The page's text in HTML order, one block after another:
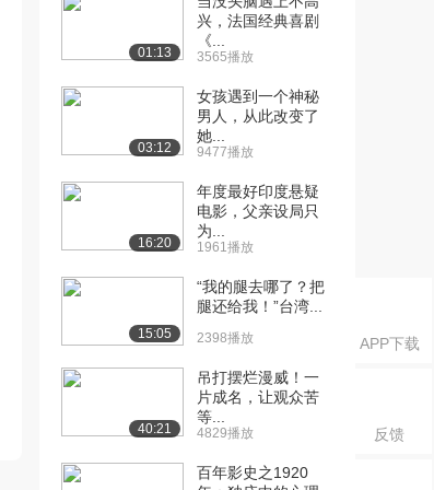
APP下载
反馈
01:13
兴，法国经典喜剧
《...
3565播放
03:12
女孩遇到一个神秘
男人，从此改变了
她...
9477播放
16:20
年度最好印度悬疑
电影，父亲设局只
为...
1961播放
15:05
“我的腿去哪了？把
腿还给我！”台湾...
2398播放
40:21
吊打摆烂漫威！一
片成名，让观众苦
等...
4829播放
百年影史之1920